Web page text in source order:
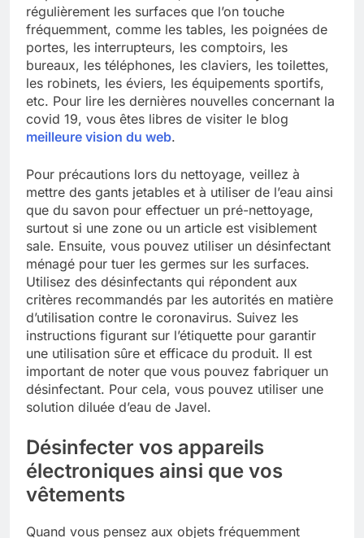
régulièrement les surfaces que l’on touche
fréquemment, comme les tables, les poignées de
portes, les interrupteurs, les comptoirs, les
bureaux, les téléphones, les claviers, les toilettes,
les robinets, les éviers, les équipements sportifs,
etc. Pour lire les dernières nouvelles concernant la
covid 19, vous êtes libres de visiter le blog
meilleure vision du web.
Pour précautions lors du nettoyage, veillez à
mettre des gants jetables et à utiliser de l’eau ainsi
que du savon pour effectuer un pré-nettoyage,
surtout si une zone ou un article est visiblement
sale. Ensuite, vous pouvez utiliser un désinfectant
ménagé pour tuer les germes sur les surfaces.
Utilisez des désinfectants qui répondent aux
critères recommandés par les autorités en matière
d’utilisation contre le coronavirus. Suivez les
instructions figurant sur l’étiquette pour garantir
une utilisation sûre et efficace du produit. Il est
important de noter que vous pouvez fabriquer un
désinfectant. Pour cela, vous pouvez utiliser une
solution diluée d’eau de Javel.
Désinfecter vos appareils
électroniques ainsi que vos
vêtements
Quand vous pensez aux objets fréquemment